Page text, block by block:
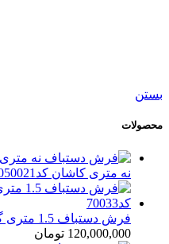
بستن
محصولات
نه متری کاشان کد050021
فرش دستباف 1.5 متری گل ابریشم کاشان (جفت) کد70033
120,000,000 تومان